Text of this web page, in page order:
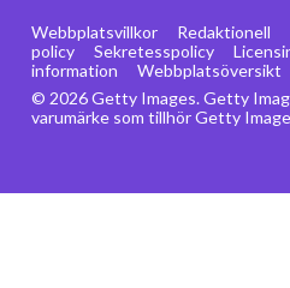
© 2026 Getty Images. Getty
varumärke som tillhör Getty
Webbplatsvillkor
Redaktionell
policy
Sekretesspolicy
information
Webbplatsöversikt